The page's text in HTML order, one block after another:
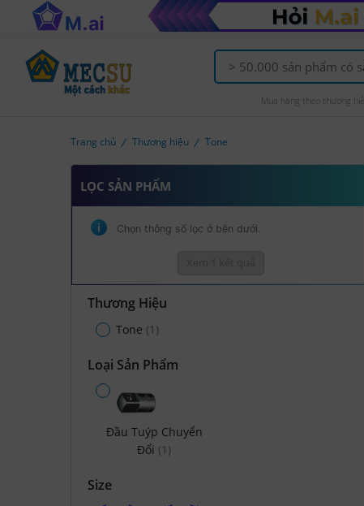
Mua hàng theo thương hiệu
Trang chủ Thương hiệu Tone
LỌC SẢN PHẨM
Chọn thông số lọc ở bên dưới.
Thương Hiệu
Tone (1)
Loại Sản Phẩm
Đầu Tuýp Chuyển
Đổi (1)
Size